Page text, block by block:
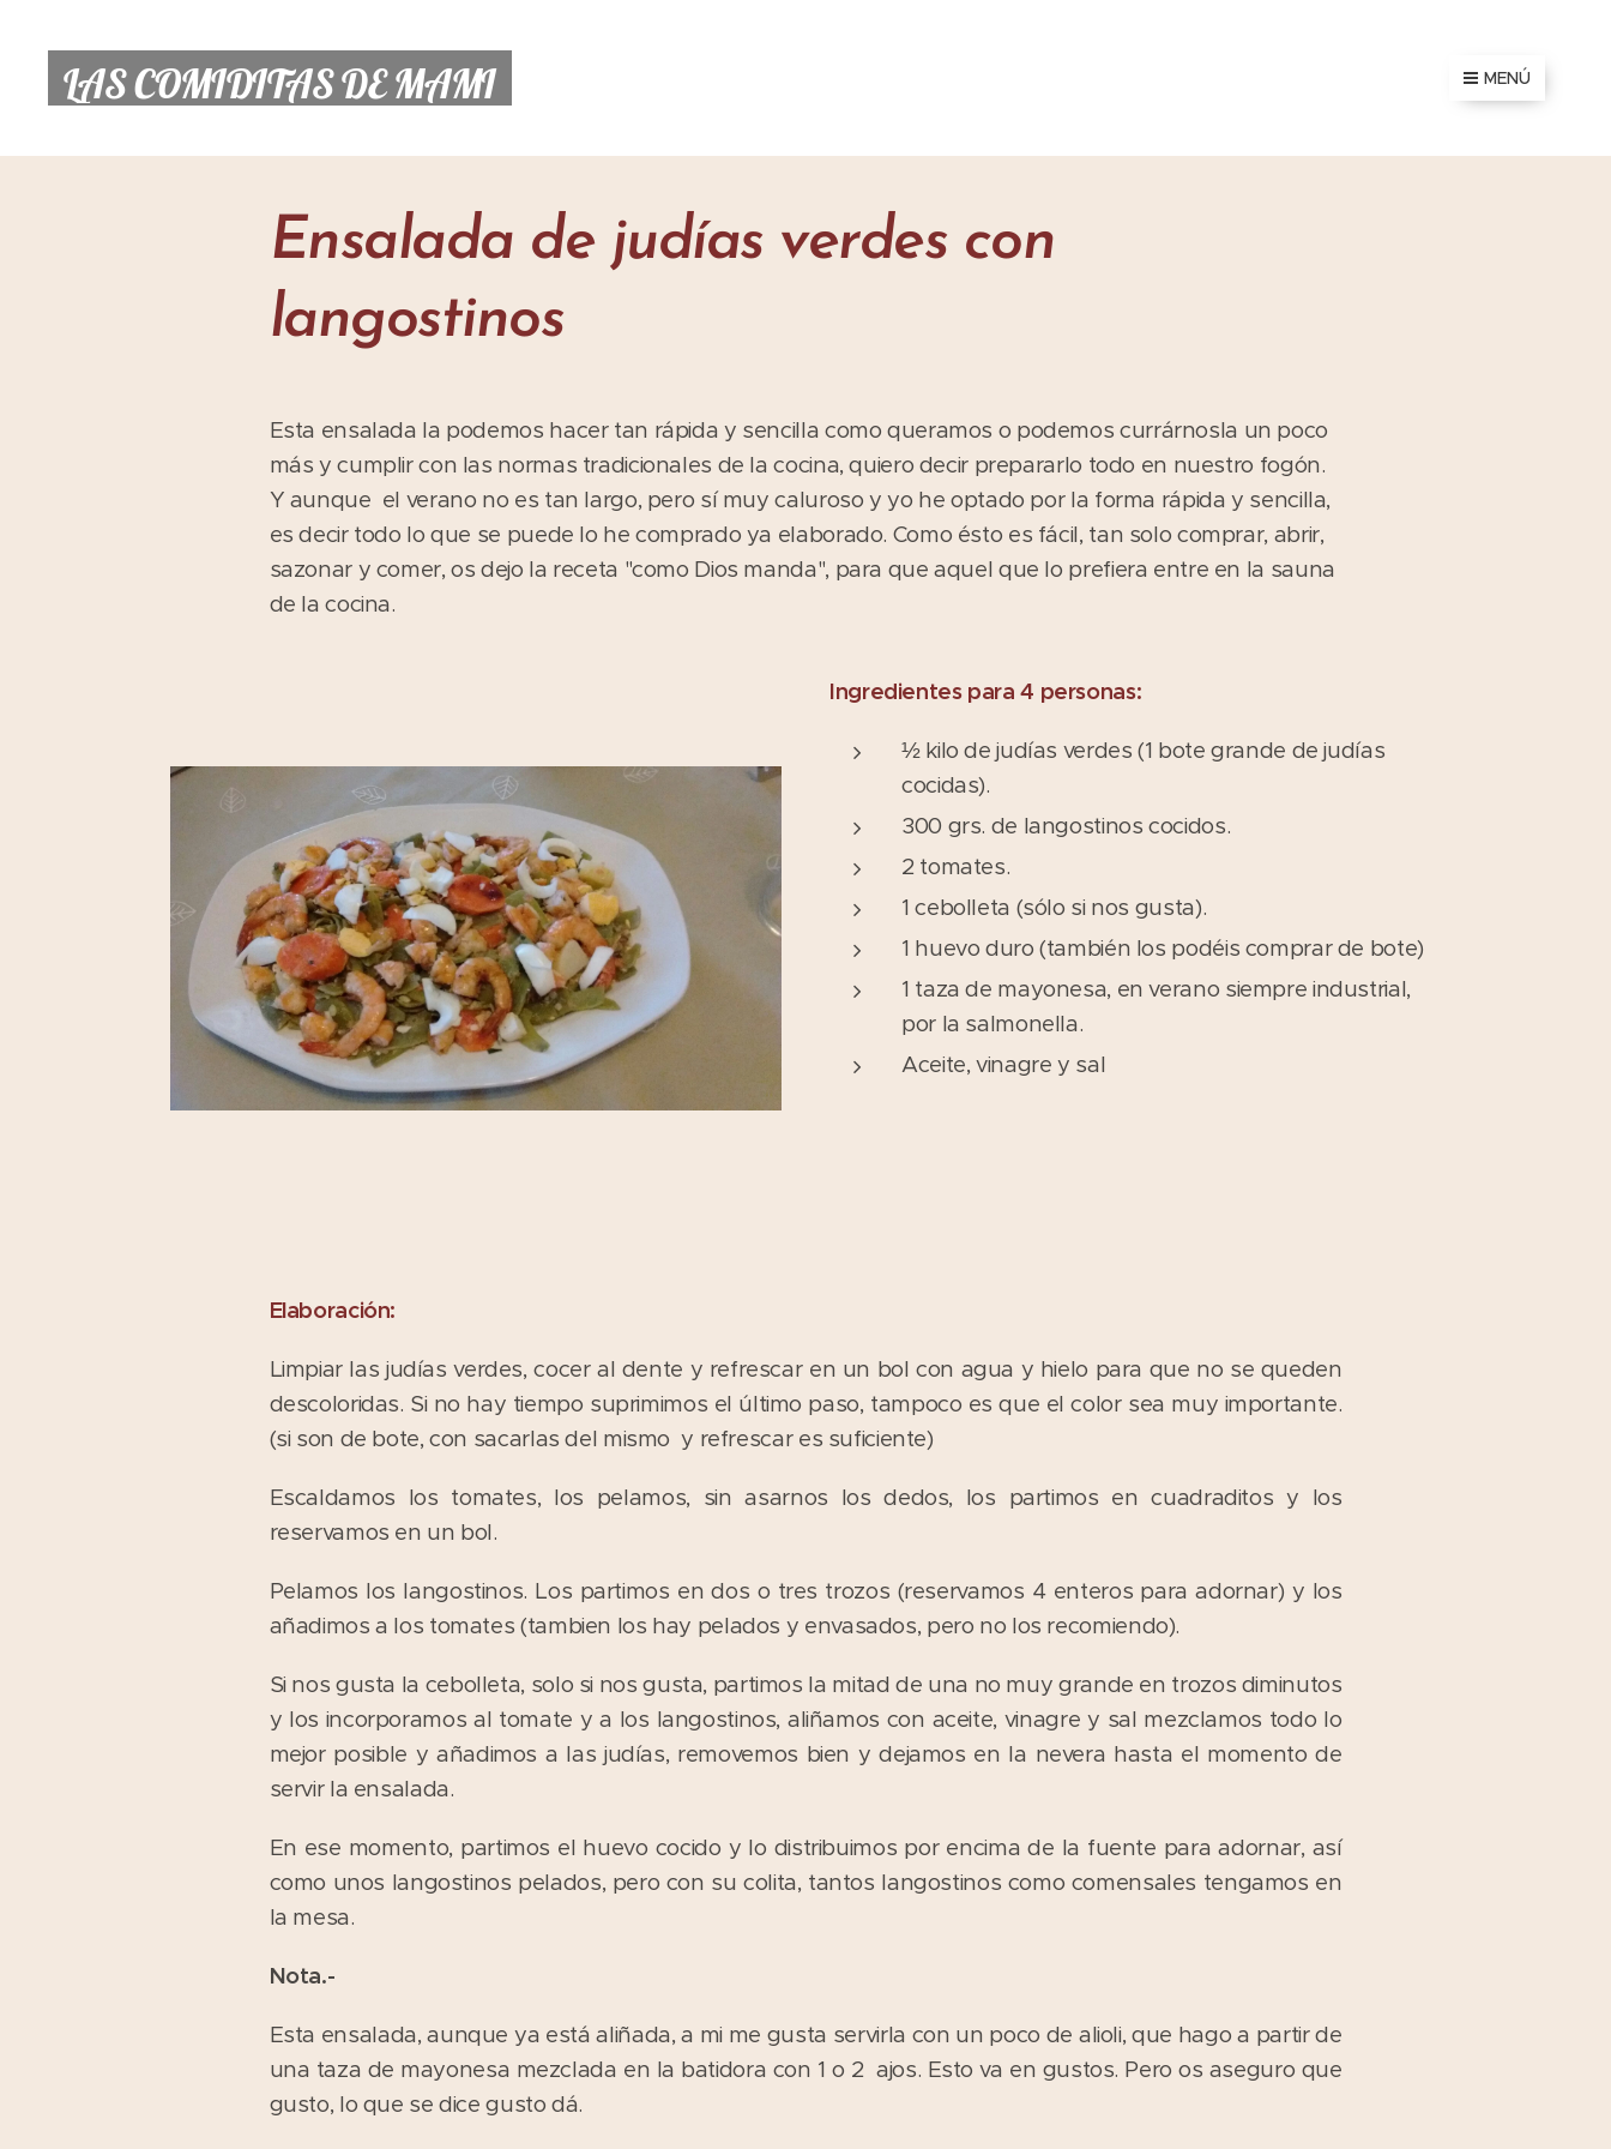
LAS COMIDITAS DE MAMI MENÚ
Ensalada de judías verdes con
langostinos
Esta ensalada la podemos hacer tan rápida y sencilla como queramos o podemos currárnosla un poco
más y cumplir con las normas tradicionales de la cocina, quiero decir prepararlo todo en nuestro fogón.
Y aunque el verano no es tan largo, pero sí muy caluroso y yo he optado por la forma rápida y sencilla,
es decir todo lo que se puede lo he comprado ya elaborado. Como ésto es fácil, tan solo comprar, abrir,
sazonar y comer, os dejo la receta "como Dios manda", para que aquel que lo prefiera entre en la sauna
de la cocina.
Ingredientes para 4 personas:
½ kilo de judías verdes (1 bote grande de judías
cocidas).
300 grs. de langostinos cocidos.
2 tomates.
1 cebolleta (sólo si nos gusta).
1 huevo duro (también los podéis comprar de bote)
1 taza de mayonesa, en verano siempre industrial,
por la salmonella.
Aceite, vinagre y sal
Elaboración:
Limpiar las judías verdes, cocer al dente y refrescar en un bol con agua y hielo para que no se queden
descoloridas. Si no hay tiempo suprimimos el último paso, tampoco es que el color sea muy importante.
(si son de bote, con sacarlas del mismo y refrescar es suficiente)
Escaldamos los tomates, los pelamos, sin asarnos los dedos, los partimos en cuadraditos y los
reservamos en un bol.
Pelamos los langostinos. Los partimos en dos o tres trozos (reservamos 4 enteros para adornar) y los
añadimos a los tomates (tambien los hay pelados y envasados, pero no los recomiendo).
Si nos gusta la cebolleta, solo si nos gusta, partimos la mitad de una no muy grande en trozos diminutos
y los incorporamos al tomate y a los langostinos, aliñamos con aceite, vinagre y sal mezclamos todo lo
mejor posible y añadimos a las judías, removemos bien y dejamos en la nevera hasta el momento de
servir la ensalada.
En ese momento, partimos el huevo cocido y lo distribuimos por encima de la fuente para adornar, así
como unos langostinos pelados, pero con su colita, tantos langostinos como comensales tengamos en
la mesa.
Nota.-
Esta ensalada, aunque ya está aliñada, a mi me gusta servirla con un poco de alioli, que hago a partir de
una taza de mayonesa mezclada en la batidora con 1 o 2 ajos. Esto va en gustos. Pero os aseguro que
gusto, lo que se dice gusto dá.